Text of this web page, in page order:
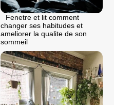
Fenetre et lit comment
changer ses habitudes et
ameliorer la qualite de son
sommeil